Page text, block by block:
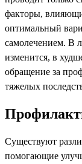
факторы,
оптимальный
самолечением. В
изменится, в
обращение за
тяжелых
Существуют
помогающие